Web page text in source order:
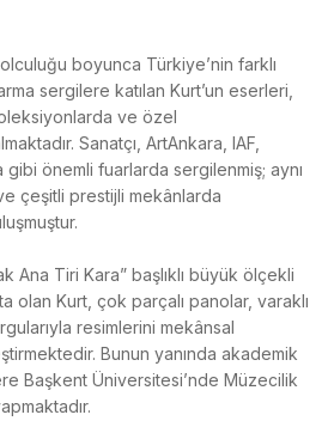
boyunca Türkiye’nin farklı
sergilere katılan Kurt’un eserleri,
ve özel
Sanatçı, ArtAnkara, IAF,
gibi önemli fuarlarda sergilenmiş; aynı
çeşitli prestijli mekânlarda
Ana Tiri Kara” başlıklı büyük ölçekli
olan Kurt, çok parçalı panolar, varaklı
resimlerini mekânsal
Bunun yanında akademik
Başkent Üniversitesi’nde Müzecilik